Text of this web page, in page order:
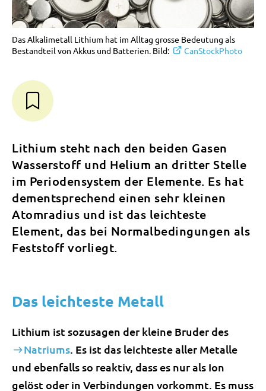
Das Alkalimetall Lithium hat im Alltag grosse Bedeutung als
Bestandteil von Akkus und Batterien. Bild:
CanStockPhoto
Lithium steht nach den beiden Gasen
Wasserstoff und Helium an dritter Stelle
im Periodensystem der Elemente. Es hat
dementsprechend einen sehr kleinen
Atomradius und ist das leichteste
Element, das bei Normalbedingungen als
Feststoff vorliegt.
Das leichteste Metall
Lithium ist sozusagen der kleine Bruder des
Natriums. Es ist das leichteste aller Metalle
und ebenfalls so reaktiv, dass es nur als Ion
gelöst oder in Verbindungen vorkommt. Es muss